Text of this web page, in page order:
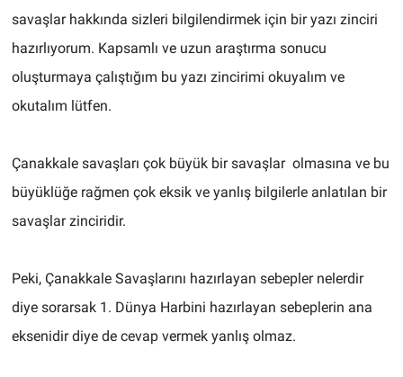
savaşlar hakkında sizleri bilgilendirmek için bir yazı zinciri
hazırlıyorum. Kapsamlı ve uzun araştırma sonucu
oluşturmaya çalıştığım bu yazı zincirimi okuyalım ve
okutalım lütfen.
Çanakkale savaşları çok büyük bir savaşlar olmasına ve bu
büyüklüğe rağmen çok eksik ve yanlış bilgilerle anlatılan bir
savaşlar zinciridir.
Peki, Çanakkale Savaşlarını hazırlayan sebepler nelerdir
diye sorarsak 1. Dünya Harbini hazırlayan sebeplerin ana
eksenidir diye de cevap vermek yanlış olmaz.